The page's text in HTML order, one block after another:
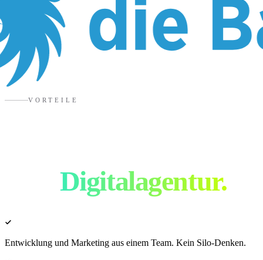
VORTEILE
Digitalagentur.
Entwicklung und Marketing aus einem Team. Kein Silo-Denken.